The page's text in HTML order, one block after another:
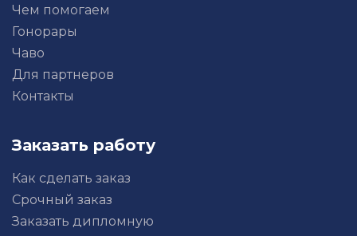
Чем помогаем
Гонорары
Чаво
Для партнеров
Контакты
Заказать работу
Как сделать заказ
Срочный заказ
Заказать дипломную